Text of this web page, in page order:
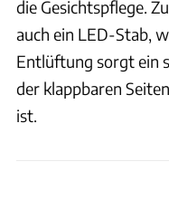
die Gesichtspflege.
auch ein LED-Stab,
Entlüftung sorgt ein
der klappbaren
ist.